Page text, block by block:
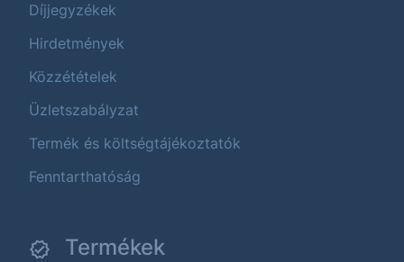
Díjjegyzékek
Hirdetmények
Közzétételek
Üzletszabályzat
Termék és költségtájékoztatók
Fenntarthatóság
Termékek